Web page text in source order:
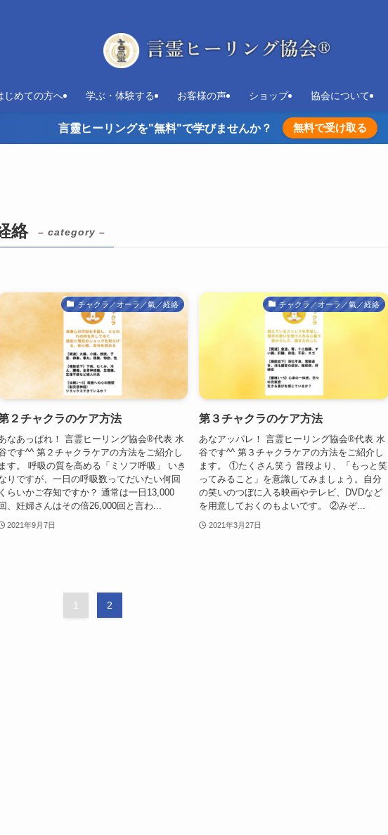
じめての方へ 学ぶ・体験する お客様の声 ショップ 協会について
言靈ヒーリングを"無料"で学びませんか？ 無料で受け取る
絡 – category –
チャクラ／オーラ／氣／経絡
２チャクラのケア方法
なあっぱれ！ 言霊ヒーリング協会®代表 水
です^^ 第２チャクラケアの方法をご紹介し
ます。 呼吸の質を高める「ミソフ呼吸」 いき
りですが、一日の呼吸数ってだいたい何回
くらいかご存知ですか？ 通常は一日13,000
、妊婦さんはその倍26,000回と言わ...
2021年9月7日
チャクラ／オーラ／氣／経絡
第３チャクラのケア方法
あなアッパレ！ 言霊ヒーリング協会®代表 水
谷です^^ 第３チャクラケアの方法をご紹介し
ます。 ①たくさん笑う 普段より、「もっと笑
ってみること」を意識してみましょう。自分
の笑いのつぼに入る映画やテレビ、DVDなど
を用意しておくのもよいです。 ②みぞ...
2021年3月27日
1 2